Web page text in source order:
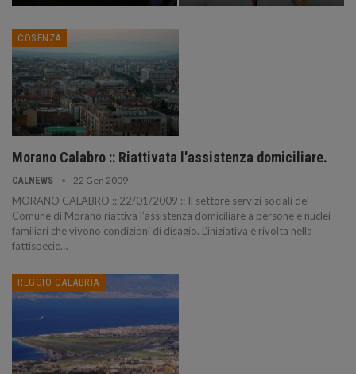
COSENZA
Morano Calabro :: Riattivata l'assistenza domiciliare.
CALNEWS 22 Gen 2009
MORANO CALABRO :: 22/01/2009 :: Il settore servizi sociali del
Comune di Morano riattiva l’assistenza domiciliare a persone e nuclei
familiari che vivono condizioni di disagio. L’iniziativa è rivolta nella
fattispecie…
REGGIO CALABRIA